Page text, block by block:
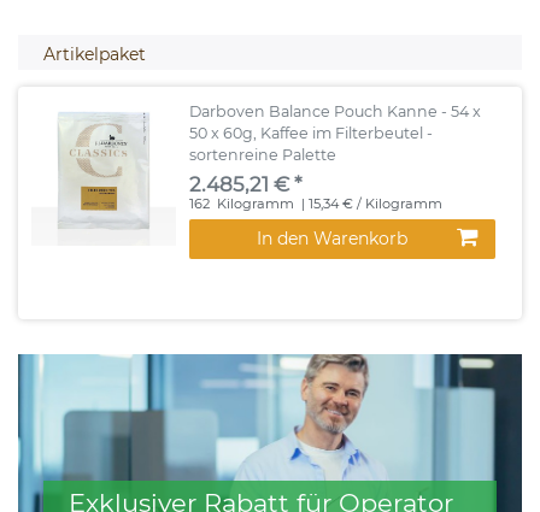
Artikelpaket
Darboven Balance Pouch Kanne - 54 x
50 x 60g, Kaffee im Filterbeutel -
sortenreine Palette
2.485,21 € *
162 Kilogramm | 15,34 € / Kilogramm
In den Warenkorb
Exklusiver Rabatt für Operator